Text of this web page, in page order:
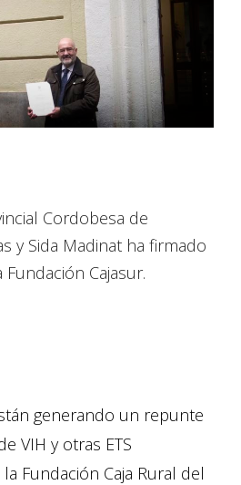
Cordobesa de
y Sida Madinat ha firmado
Cajasur.
generando un repunte
VIH y otras ETS
Fundación Caja Rural del